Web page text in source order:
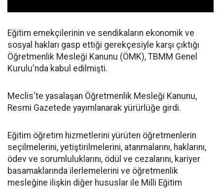
Eğitim emekçilerinin ve sendikaların ekonomik ve
sosyal hakları gasp ettiği gerekçesiyle karşı çıktığı
Öğretmenlik Mesleği Kanunu (ÖMK), TBMM Genel
Kurulu'nda kabul edilmişti.
Meclis'te yasalaşan Öğretmenlik Mesleği Kanunu,
Resmi Gazetede yayımlanarak yürürlüğe girdi.
Eğitim öğretim hizmetlerini yürüten öğretmenlerin
seçilmelerini, yetiştirilmelerini, atanmalarını, haklarını,
ödev ve sorumluluklarını, ödül ve cezalarını, kariyer
basamaklarında ilerlemelerini ve öğretmenlik
mesleğine ilişkin diğer hususlar ile Milli Eğitim